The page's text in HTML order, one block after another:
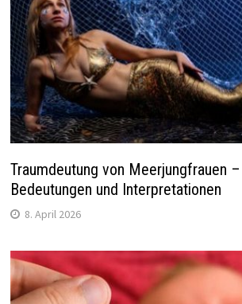
Traumdeutung von Meerjungfrauen
Bedeutungen und Interpretationen
8. April 2026